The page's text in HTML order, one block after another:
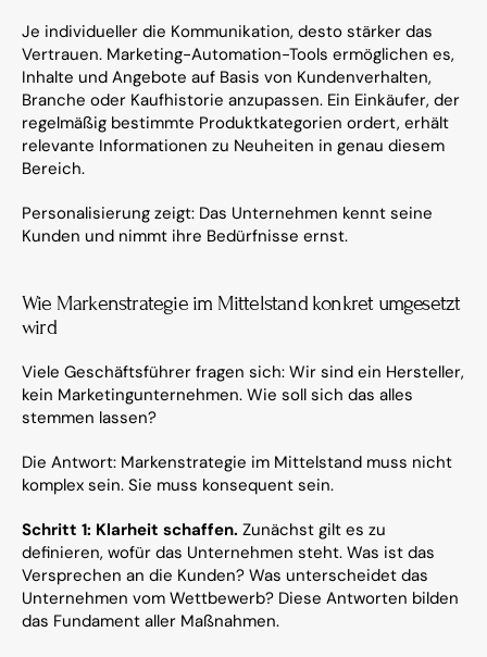
Je individueller die Kommunikation, desto stärker das
Vertrauen. Marketing-Automation-Tools ermöglichen es,
Inhalte und Angebote auf Basis von Kundenverhalten,
Branche oder Kaufhistorie anzupassen. Ein Einkäufer, der
regelmäßig bestimmte Produktkategorien ordert, erhält
relevante Informationen zu Neuheiten in genau diesem
Bereich.
Personalisierung zeigt: Das Unternehmen kennt seine
Kunden und nimmt ihre Bedürfnisse ernst.
Wie Markenstrategie im Mittelstand konkret umgesetzt
wird
Viele Geschäftsführer fragen sich: Wir sind ein Hersteller,
kein Marketingunternehmen. Wie soll sich das alles
stemmen lassen?
Die Antwort: Markenstrategie im Mittelstand muss nicht
komplex sein. Sie muss konsequent sein.
Schritt 1: Klarheit schaffen. Zunächst gilt es zu
definieren, wofür das Unternehmen steht. Was ist das
Versprechen an die Kunden? Was unterscheidet das
Unternehmen vom Wettbewerb? Diese Antworten bilden
das Fundament aller Maßnahmen.